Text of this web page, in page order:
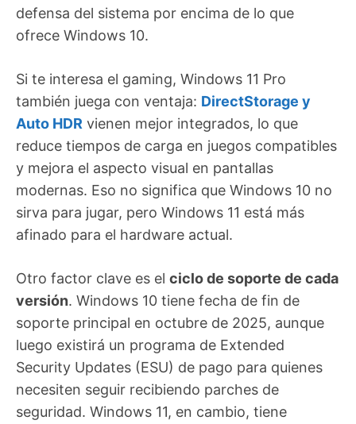
defensa del sistema por encima de lo que
ofrece Windows 10.
Si te interesa el gaming, Windows 11 Pro
también juega con ventaja: DirectStorage y
Auto HDR vienen mejor integrados, lo que
reduce tiempos de carga en juegos compatibles
y mejora el aspecto visual en pantallas
modernas. Eso no significa que Windows 10 no
sirva para jugar, pero Windows 11 está más
afinado para el hardware actual.
Otro factor clave es el ciclo de soporte de cada
versión. Windows 10 tiene fecha de fin de
soporte principal en octubre de 2025, aunque
luego existirá un programa de Extended
Security Updates (ESU) de pago para quienes
necesiten seguir recibiendo parches de
seguridad. Windows 11, en cambio, tiene